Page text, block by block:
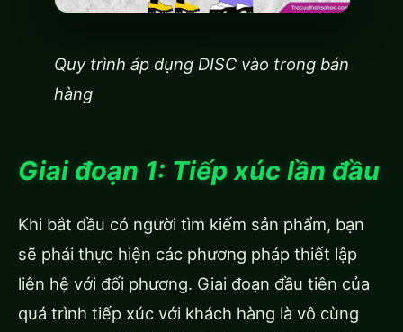
Quy trình áp dụng DISC vào trong bán
hàng
Giai đoạn 1: Tiếp xúc lần đầu
Khi bắt đầu có người tìm kiếm sản phẩm, bạn
sẽ phải thực hiện các phương pháp thiết lập
liên hệ với đối phương. Giai đoạn đầu tiên của
quá trình tiếp xúc với khách hàng là vô cùng